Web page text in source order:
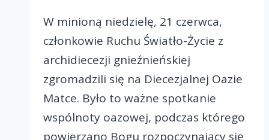
W minioną niedzielę, 21 czerwca,
członkowie Ruchu Światło-Życie z
archidiecezji gnieźnieńskiej
zgromadzili się na Diecezjalnej Oazie
Matce. Było to ważne spotkanie
wspólnoty oazowej, podczas którego
powierzano Bogu rozpoczynający się